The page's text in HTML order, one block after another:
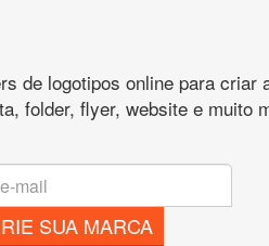
de logotipos online para criar
folder, flyer, website e muito
SUA MARCA